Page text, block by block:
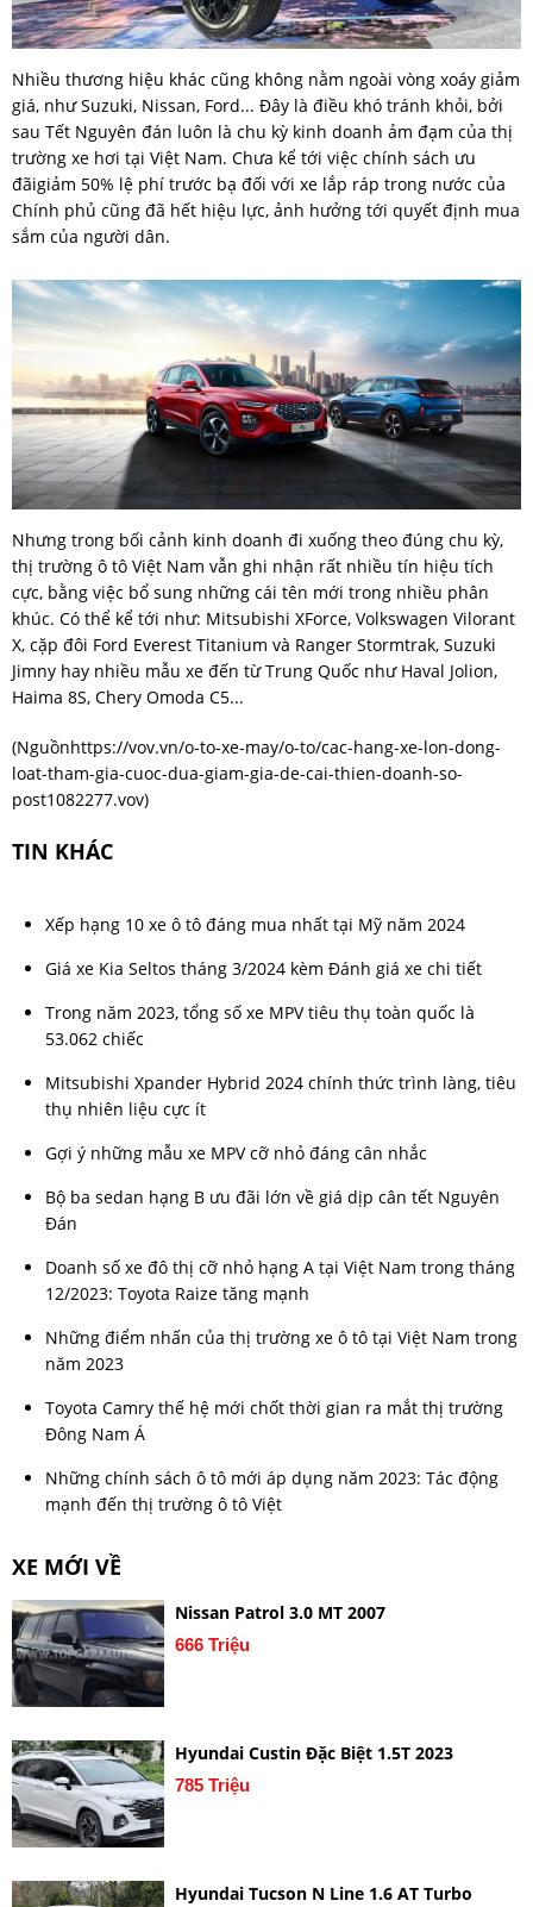
Nhiều thương hiệu khác cũng không nằm ngoài vòng xoáy giảm
giá, như Suzuki, Nissan, Ford... Đây là điều khó tránh khỏi, bởi
sau Tết Nguyên đán luôn là chu kỳ kinh doanh ảm đạm của thị
trường xe hơi tại Việt Nam. Chưa kể tới việc chính sách ưu
đãigiảm 50% lệ phí trước bạ đối với xe lắp ráp trong nước của
Chính phủ cũng đã hết hiệu lực, ảnh hưởng tới quyết định mua
sắm của người dân.
Nhưng trong bối cảnh kinh doanh đi xuống theo đúng chu kỳ,
thị trường ô tô Việt Nam vẫn ghi nhận rất nhiều tín hiệu tích
cực, bằng việc bổ sung những cái tên mới trong nhiều phân
khúc. Có thể kể tới như: Mitsubishi XForce, Volkswagen Vilorant
X, cặp đôi Ford Everest Titanium và Ranger Stormtrak, Suzuki
Jimny hay nhiều mẫu xe đến từ Trung Quốc như Haval Jolion,
Haima 8S, Chery Omoda C5...
(Nguồnhttps://vov.vn/o-to-xe-may/o-to/cac-hang-xe-lon-dong-
loat-tham-gia-cuoc-dua-giam-gia-de-cai-thien-doanh-so-
post1082277.vov)
TIN KHÁC
Xếp hạng 10 xe ô tô đáng mua nhất tại Mỹ năm 2024
Giá xe Kia Seltos tháng 3/2024 kèm Đánh giá xe chi tiết
Trong năm 2023, tổng số xe MPV tiêu thụ toàn quốc là
53.062 chiếc
Mitsubishi Xpander Hybrid 2024 chính thức trình làng, tiêu
thụ nhiên liệu cực ít
Gợi ý những mẫu xe MPV cỡ nhỏ đáng cân nhắc
Bộ ba sedan hạng B ưu đãi lớn về giá dịp cân tết Nguyên
Đán
Doanh số xe đô thị cỡ nhỏ hạng A tại Việt Nam trong tháng
12/2023: Toyota Raize tăng mạnh
Những điểm nhấn của thị trường xe ô tô tại Việt Nam trong
năm 2023
Toyota Camry thế hệ mới chốt thời gian ra mắt thị trường
Đông Nam Á
Những chính sách ô tô mới áp dụng năm 2023: Tác động
mạnh đến thị trường ô tô Việt
XE MỚI VỀ
Nissan Patrol 3.0 MT 2007
666 Triệu
Hyundai Custin Đặc Biệt 1.5T 2023
785 Triệu
Hyundai Tucson N Line 1.6 AT Turbo